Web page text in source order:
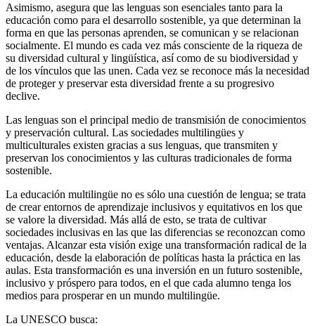
Asimismo, asegura que las lenguas son esenciales tanto para la
educación como para el desarrollo sostenible, ya que determinan la
forma en que las personas aprenden, se comunican y se relacionan
socialmente. El mundo es cada vez más consciente de la riqueza de
su diversidad cultural y lingüística, así como de su biodiversidad y
de los vínculos que las unen. Cada vez se reconoce más la necesidad
de proteger y preservar esta diversidad frente a su progresivo
declive.
Las lenguas son el principal medio de transmisión de conocimientos
y preservación cultural. Las sociedades multilingües y
multiculturales existen gracias a sus lenguas, que transmiten y
preservan los conocimientos y las culturas tradicionales de forma
sostenible.
La educación multilingüe no es sólo una cuestión de lengua; se trata
de crear entornos de aprendizaje inclusivos y equitativos en los que
se valore la diversidad. Más allá de esto, se trata de cultivar
sociedades inclusivas en las que las diferencias se reconozcan como
ventajas. Alcanzar esta visión exige una transformación radical de la
educación, desde la elaboración de políticas hasta la práctica en las
aulas. Esta transformación es una inversión en un futuro sostenible,
inclusivo y próspero para todos, en el que cada alumno tenga los
medios para prosperar en un mundo multilingüe.
La UNESCO busca: